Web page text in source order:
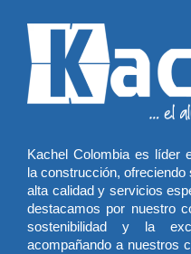
Kachel Colombia es líder
la construcción,
alta calidad y servicios
destacamos por nuestro
sostenibilidad y la
acompañando a nuestros